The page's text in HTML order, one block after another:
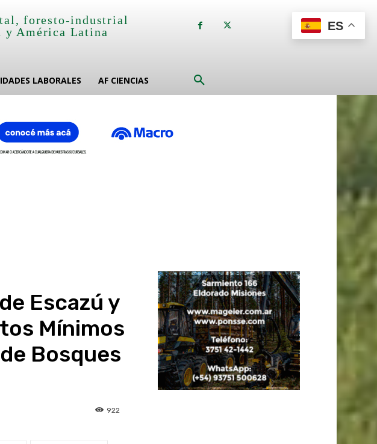
foresto-industrial
y América Latina
LABORALES AF CIENCIAS
Escazú y
Mínimos
Bosques
922
ES